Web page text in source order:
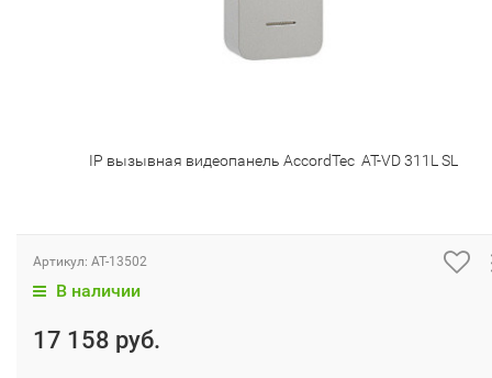
IP вызывная видеопанель AccordTec AT-VD 311L SL
Артикул: AT-13502
В наличии
17 158 руб.